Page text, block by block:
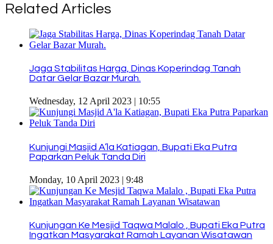
Related Articles
Jaga Stabilitas Harga, Dinas Koperindag Tanah
Datar Gelar Bazar Murah.
Wednesday, 12 April 2023 | 10:55
Kunjungi Masjid A’la Katiagan, Bupati Eka Putra
Paparkan Peluk Tanda Diri
Monday, 10 April 2023 | 9:48
Kunjungan Ke Mesjid Taqwa Malalo , Bupati Eka Putra
Ingatkan Masyarakat Ramah Layanan Wisatawan